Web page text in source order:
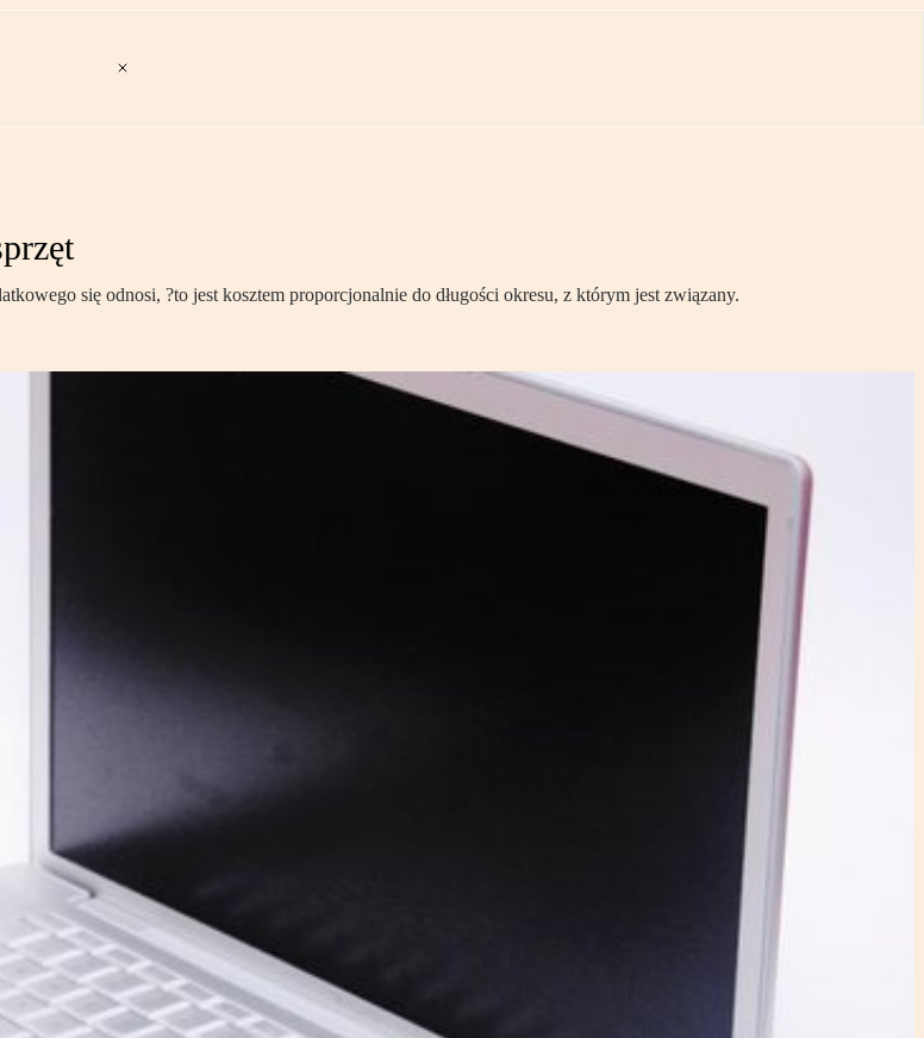
się odnosi, ?to jest kosztem proporcjonalnie do długości okresu, z którym jest związany.